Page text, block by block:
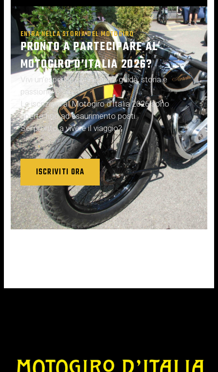
ENTRA NELLA STORIA DEL MOTOGIRO
PRONTO A PARTECIPARE AL
MOTOGIRO D’ITALIA 2026?
Vivi un’esperienza unica, tra guida, storia e
passione.
Le iscrizioni al Motogiro d’Italia 2026 sono
aperte fino ad esaurimento posti.
Sei pronto a vivere il viaggio?
ISCRIVITI ORA